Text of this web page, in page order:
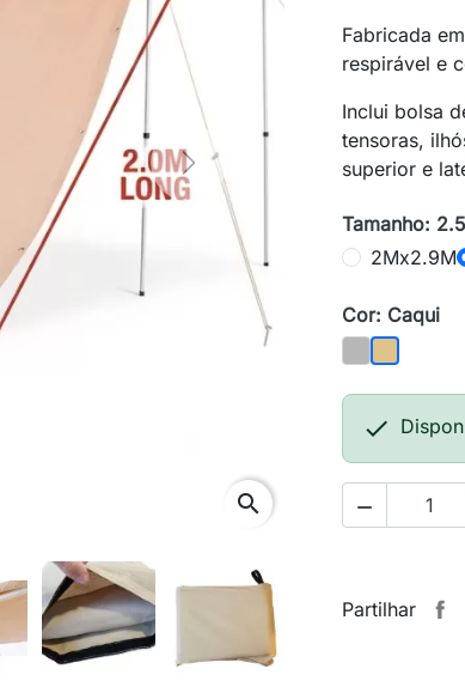
Next
search
Fabricada
respirável e
Inclui bolsa
tensoras,
superior e
Tamanho:
2Mx2.9M
Cor: Caqui
CinzaCaqui


Partilhar